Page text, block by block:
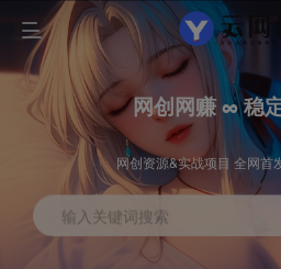
网创网赚 ∞ 稳
网创资源&实战项目 全网首
输入关键词搜索